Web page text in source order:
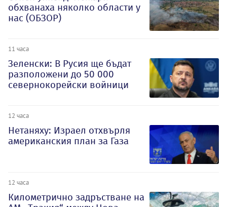
обхванаха няколко области у
нас (ОБЗОР)
11 часа
Зеленски: В Русия ще бъдат
разположени до 50 000
севернокорейски войници
12 часа
Нетаняху: Израел отхвърля
американския план за Газа
12 часа
Километрично задръстване на